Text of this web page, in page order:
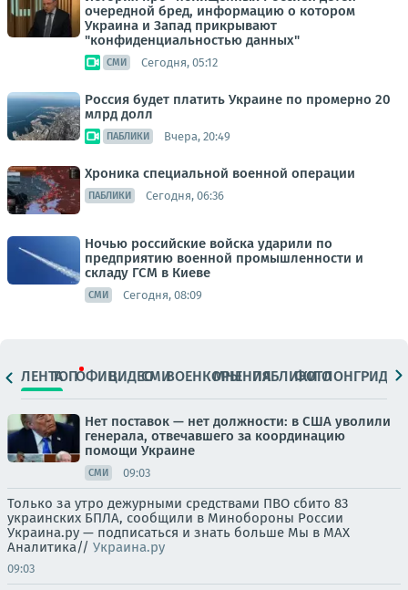
очередной бред, информацию о котором
Украина и Запад прикрывают
"конфиденциальностью данных"
СМИ Сегодня, 05:12
Россия будет платить Украине по промерно 20
млрд долл
ПАБЛИКИ Вчера, 20:49
Хроника специальной военной операции
ПАБЛИКИ Сегодня, 06:36
Ночью российские войска ударили по
предприятию военной промышленности и
складу ГСМ в Киеве
СМИ Сегодня, 08:09
ЛЕНТАТОПОФИЦ.ВИДЕОСМИВОЕНКОРЫМНЕНИЯПАБЛИКИ
ФОТОЛОНГРИДЫ
Нет поставок — нет должности: в США уволили
генерала, отвечавшего за координацию
помощи Украине
СМИ 09:03
Только за утро дежурными средствами ПВО сбито 83
украинских БПЛА, сообщили в Минобороны России
Украина.ру — подписаться и знать больше Мы в MAX
Аналитика// Украина.ру
09:03